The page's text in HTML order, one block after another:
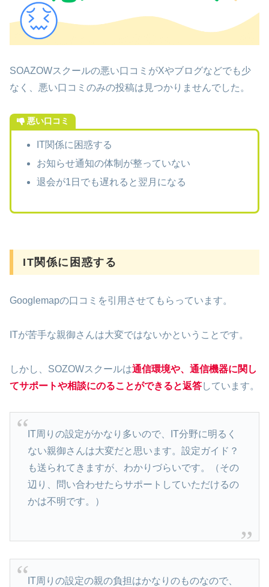
SOAZOWスクールの悪い口コミがXやブログなどでも少
なく、悪い口コミのみの投稿は見つかりませんでした。
悪い口コミ
IT関係に困惑する
お知らせ通知の体制が整っていない
退会が1日でも遅れると翌月になる
IT関係に困惑する
Googlemapの口コミを引用させてもらっています。
ITが苦手な親御さんは大変ではないかということです。
しかし、SOZOWスクールは通信環境や、通信機器に関し
てサポートや相談にのることができると返答しています。
IT周りの設定がかなり多いので、IT分野に明るく
ない親御さんは大変だと思います。設定ガイド？
も送られてきますが、わかりづらいです。（その
辺り、問い合わせたらサポートしていただけるの
かは不明です。）
IT周りの設定の親の負担はかなりのものなので、